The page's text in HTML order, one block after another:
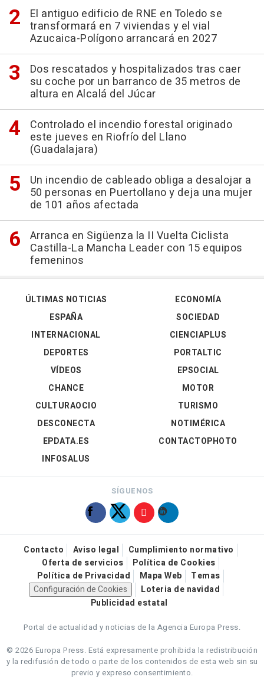
El antiguo edificio de RNE en Toledo se
transformará en 7 viviendas y el vial
Azucaica-Polígono arrancará en 2027
Dos rescatados y hospitalizados tras caer
su coche por un barranco de 35 metros de
altura en Alcalá del Júcar
Controlado el incendio forestal originado
este jueves en Riofrío del Llano
(Guadalajara)
Un incendio de cableado obliga a desalojar a
50 personas en Puertollano y deja una mujer
de 101 años afectada
Arranca en Sigüenza la II Vuelta Ciclista
Castilla-La Mancha Leader con 15 equipos
femeninos
ÚLTIMAS NOTICIAS
ESPAÑA
INTERNACIONAL
DEPORTES
VÍDEOS
ECONOMÍA
SOCIEDAD
CIENCIAPLUS
PORTALTIC
EPSOCIAL
CHANCE
CULTURAOCIO
DESCONECTA
EPDATA.ES
INFOSALUS
MOTOR
TURISMO
NOTIMÉRICA
CONTACTOPHOTO
SÍGUENOS
Contacto Aviso legal
Cumplimiento normativo
Oferta de servicios
Política de Cookies
Política de Privacidad
Mapa Web
Temas
Configuración de Cookies
Loteria de navidad
Publicidad estatal
Portal de actualidad y noticias de la Agencia Europa Press.
© 2026 Europa Press. Está expresamente prohibida la redistribución
y la redifusión de todo o parte de los contenidos de esta web sin su
previo y expreso consentimiento.